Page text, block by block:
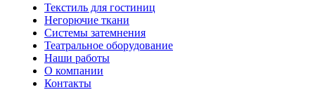
Текстиль для гостиниц
Негорючие ткани
Системы затемнения
Театральное оборудование
Наши работы
О компании
Контакты